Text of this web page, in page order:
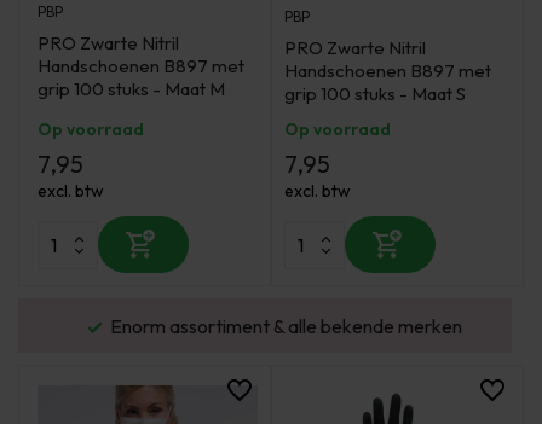
PBP
PRO Zwarte Nitril
Handschoenen B897 met
grip 100 stuks - Maat M
Op voorraad
7,95
excl. btw
PBP
PRO Zwarte Nitril
Handschoenen B897 met
grip 100 stuks - Maat S
Op voorraad
7,95
excl. btw
Enorm assortiment & alle bekende merken